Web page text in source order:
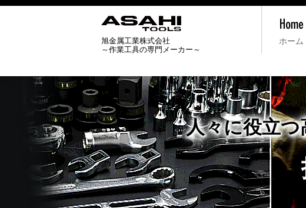
旭金属工業株式会社
～作業工具の専門メーカー～
ホーム
人々に役立